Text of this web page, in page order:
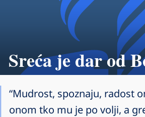
Sreća je dar od
“Mudrost, spoznaju, radost
onom tko mu je po volji, a